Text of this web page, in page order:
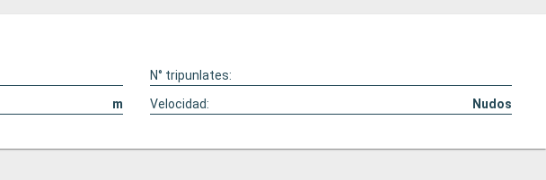
N° tripunlates:
m Velocidad: Nudos